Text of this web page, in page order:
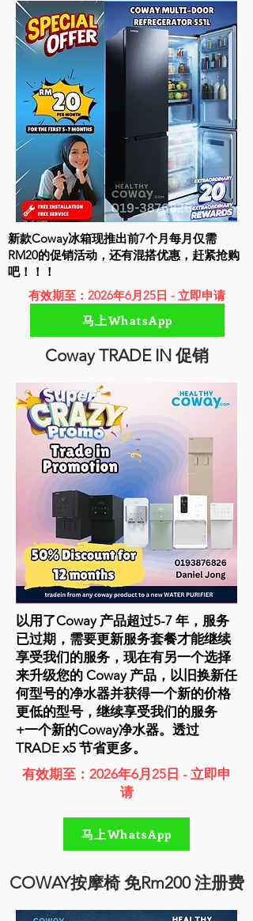
新款Coway冰箱现推出前7个月每月仅需
RM20的促销活动，还有混搭优惠，赶紧抢购
吧！！！
有效期至：2026年6月25日 - 立即申请
马上WhatsApp
Coway TRADE IN 促销
以用了Coway 产品超过5-7 年，服务
已过期，需要更新服务套餐才能继续
享受我们的服务，现在有另一个选择
来升级您的 Coway 产品，以旧换新任
何型号的净水器并获得一个新的价格
更低的型号，继续享受我们的服务
+一个新的Coway净水器。透过
TRADE x5 节省更多。
有效期至：2026年6月25日 - 立即申
请
马上WhatsApp
COWAY按摩椅 免Rm200 注册费